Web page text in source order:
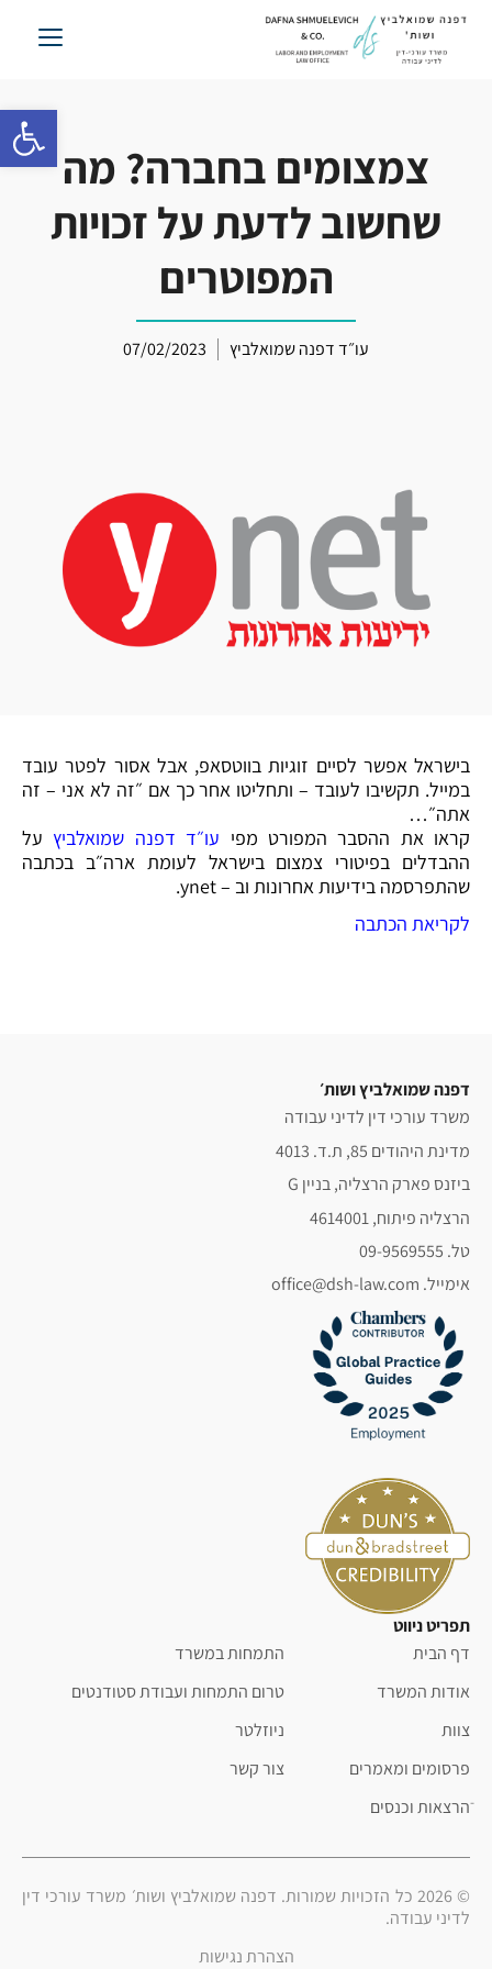
פתח
דלג
צמצומים בחברה? מה
שחשוב לדעת על זכויות
המפוטרים
עו״ד דפנה שמואלביץ 07/02/2023
בישראל אפשר לסיים זוגיות בווטסאפ, אבל אסור לפטר עובד
במייל. תקשיבו לעובד – ותחליטו אחר כך אם ״זה לא אני – זה
אתה״…
קראו את ההסבר המפורט מפי עו״ד דפנה שמואלביץ על
ההבדלים בפיטורי צמצום בישראל לעומת ארה״ב בכתבה
שהתפרסמה בידיעות אחרונות וב – ynet.
לקריאת הכתבה
דפנה שמואלביץ ושות׳
משרד עורכי דין לדיני עבודה
מדינת היהודים 85, ת.ד. 4013
ביזנס פארק הרצליה, בניין G
הרצליה פיתוח, 4614001
טל. 09-9569555
אימייל. office@dsh-law.com
תפריט ניווט
דף הבית
אודות המשרד
צוות
פרסומים ומאמרים
ֿהרצאות וכנסים
התמחות במשרד
טרום התמחות ועבודת סטודנטים
ניוזלטר
צור קשר
© 2026 כל הזכויות שמורות. דפנה שמואלביץ ושות׳ משרד עורכי דין
לדיני עבודה.
הצהרת נגישות